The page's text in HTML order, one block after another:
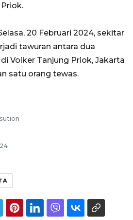
20 Februari 2024, sekitar
tawuran antara dua
Volker Tanjung Priok, Jakarta
satu orang tewas.